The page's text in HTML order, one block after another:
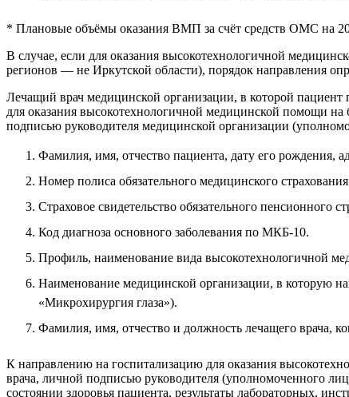
* Плановые объёмы оказания ВМП за счёт средств ОМС на
В случае, если для оказания высокотехнологичной
регионов — не Иркутской области), порядок направления
Лечащий врач медицинской организации, в которой
для оказания высокотехнологичной медицинской помощи
подписью руководителя медицинской организации
Фамилия, имя, отчество пациента, дату его рождения,
Номер полиса обязательного медицинского
Страховое свидетельство обязательного пенсионного
Код диагноза основного заболевания по МКБ-10.
Профиль, наименование вида высокотехнологичной
Наименование медицинской организации, в которую
«Микрохирургия глаза»).
Фамилия, имя, отчество и должность лечащего врача,
К направлению на госпитализацию для оказания
врача, личной подписью руководителя (уполномоченного
состоянии здоровья пациента, результаты лабораторных,